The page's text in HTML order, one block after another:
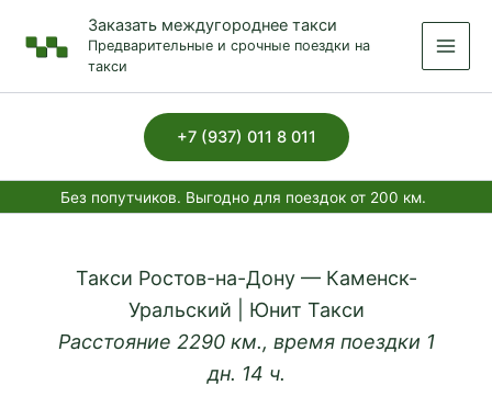
содержимому
Заказать междугороднее такси
Предварительные и срочные поездки на
такси
+7 (937) 011 8 011
Без попутчиков. Выгодно для поездок от 200 км.
Такси Ростов-на-Дону — Каменск-
Уральский | Юнит Такси
Расстояние 2290 км., время поездки 1
дн. 14 ч.